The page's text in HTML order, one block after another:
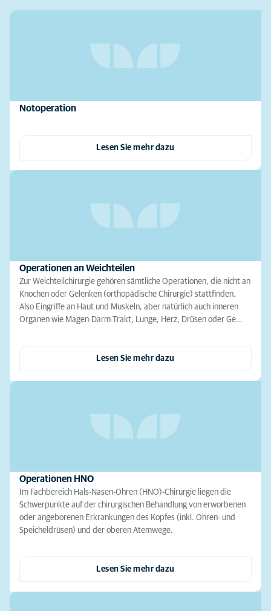
Notoperation
Lesen Sie mehr dazu
Operationen an Weichteilen
Zur Weichteilchirurgie gehören sämtliche Operationen, die nicht an
Knochen oder Gelenken (orthopädische Chirurgie) stattfinden.
Also Eingriffe an Haut und Muskeln, aber natürlich auch inneren
Organen wie Magen-Darm-Trakt, Lunge, Herz, Drüsen oder Ge…
Lesen Sie mehr dazu
Operationen HNO
Im Fachbereich Hals-Nasen-Ohren (HNO)-Chirurgie liegen die
Schwerpunkte auf der chirurgischen Behandlung von erworbenen
oder angeborenen Erkrankungen des Kopfes (inkl. Ohren- und
Speicheldrüsen) und der oberen Atemwege.
Lesen Sie mehr dazu